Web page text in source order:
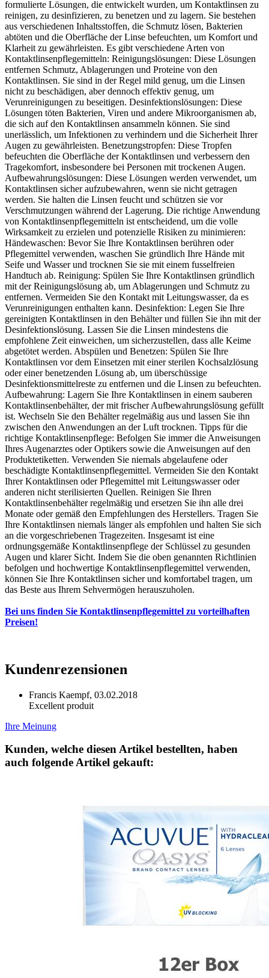
formulierte Lösungen, die entwickelt wurden, um Kontaktlinsen zu
reinigen, zu desinfizieren, zu benetzen und zu lagern. Sie bestehen
aus verschiedenen Inhaltsstoffen, die Schmutz lösen, Bakterien
abtöten und die Oberfläche der Linse befeuchten, um Komfort und
Klarheit zu gewährleisten. Es gibt verschiedene Arten von
Kontaktlinsenpflegemitteln: Reinigungslösungen: Diese Lösungen
entfernen Schmutz, Ablagerungen und Proteine von den
Kontaktlinsen. Sie sind in der Regel mild genug, um die Linsen
nicht zu beschädigen, aber dennoch effektiv genug, um
Verunreinigungen zu beseitigen. Desinfektionslösungen: Diese
Lösungen töten Bakterien, Viren und andere Mikroorganismen ab,
die sich auf den Kontaktlinsen ansammeln können. Sie sind
unerlässlich, um Infektionen zu verhindern und die Sicherheit Ihrer
Augen zu gewährleisten. Benetzungstropfen: Diese Tropfen
befeuchten die Oberfläche der Kontaktlinsen und verbessern den
Tragekomfort, insbesondere bei Personen mit trockenen Augen.
Aufbewahrungslösungen: Diese Lösungen werden verwendet, um
Kontaktlinsen sicher aufzubewahren, wenn sie nicht getragen
werden. Sie halten die Linsen feucht und schützen sie vor
Verschmutzungen während der Lagerung. Die richtige Anwendung
von Kontaktlinsenpflegemitteln ist entscheidend, um die volle
Wirksamkeit zu erzielen und potenzielle Risiken zu minimieren:
Händewaschen: Bevor Sie Ihre Kontaktlinsen berühren oder
Pflegemittel verwenden, waschen Sie gründlich Ihre Hände mit
Seife und Wasser und trocknen Sie sie mit einem fusselfreien
Handtuch ab. Reinigung: Spülen Sie Ihre Kontaktlinsen gründlich
mit der Reinigungslösung ab, um Ablagerungen und Schmutz zu
entfernen. Vermeiden Sie den Kontakt mit Leitungswasser, da es
Verunreinigungen enthalten kann. Desinfektion: Legen Sie Ihre
gereinigten Kontaktlinsen in den Behälter und füllen Sie ihn mit der
Desinfektionslösung. Lassen Sie die Linsen mindestens die
empfohlene Zeit einweichen, um sicherzustellen, dass alle Keime
abgetötet werden. Abspülen und Benetzen: Spülen Sie Ihre
Kontaktlinsen vor dem Einsetzen mit einer sterilen Kochsalzlösung
oder einer benetzenden Lösung ab, um überschüssige
Desinfektionsmittelreste zu entfernen und die Linsen zu befeuchten.
Aufbewahrung: Lagern Sie Ihre Kontaktlinsen in einem sauberen
Kontaktlinsenbehälter, der mit frischer Aufbewahrungslösung gefüllt
ist. Wechseln Sie den Behälter regelmäßig aus und lassen Sie ihn
zwischen den Anwendungen an der Luft trocknen. Tipps für die
richtige Kontaktlinsenpflege: Befolgen Sie immer die Anweisungen
Ihres Augenarztes oder Optikers sowie die Anweisungen auf den
Produktetiketten. Verwenden Sie niemals abgelaufene oder
beschädigte Kontaktlinsenpflegemittel. Vermeiden Sie den Kontakt
Ihrer Kontaktlinsen oder Pflegemittel mit Leitungswasser oder
anderen nicht sterilisierten Quellen. Reinigen Sie Ihren
Kontaktlinsenbehälter regelmäßig und ersetzen Sie ihn alle drei
Monate oder gemäß den Empfehlungen des Herstellers. Tragen Sie
Ihre Kontaktlinsen niemals länger als empfohlen und halten Sie sich
an die vorgeschriebenen Tragezeiten. Insgesamt ist eine
ordnungsgemäße Kontaktlinsenpflege der Schlüssel zu gesunden
Augen und klarer Sicht. Indem Sie die oben genannten Richtlinien
befolgen und hochwertige Kontaktlinsenpflegemittel verwenden,
können Sie Ihre Kontaktlinsen sicher und komfortabel tragen, um
das Beste aus Ihrem Sehvermögen herauszuholen.
Bei uns finden Sie Kontaktlinsenpflegemittel zu vorteilhaften
Preisen!
Kundenrezensionen
Francis Kaempf, 03.02.2018
Excellent produit
Ihre Meinung
Kunden, welche diesen Artikel bestellten, haben
auch folgende Artikel gekauft: